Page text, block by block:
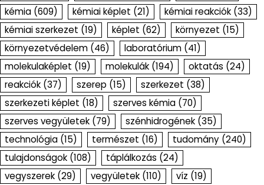
kémia (609) kémiai képlet (21) kémiai reakciók (33)
kémiai szerkezet (19) képlet (62) környezet (15)
környezetvédelem (46) laboratórium (41)
molekulaképlet (19) molekulák (194) oktatás (24)
reakciók (37) szerep (15) szerkezet (38)
szerkezeti képlet (18) szerves kémia (70)
szerves vegyületek (79) szénhidrogének (35)
technológia (15) természet (16) tudomány (240)
tulajdonságok (108) táplálkozás (24)
vegyszerek (29) vegyületek (110) víz (19)